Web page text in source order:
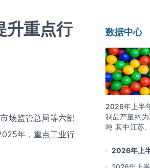
升重点行
场监管总局等六部
年，重点工业行
数据中心
2026年上半
制品产量约
吨 其中江苏
16.0%
2026年上
重量箱 同